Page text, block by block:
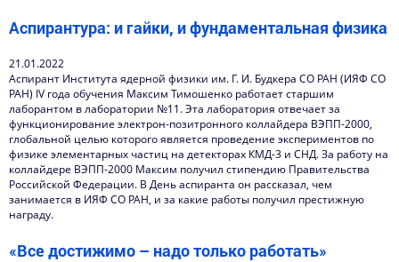
Аспирантура: и гайки, и фундаментальная физика
21.01.2022
Аспирант Института ядерной физики им. Г. И. Будкера СО РАН (ИЯФ СО
РАН) IV года обучения Максим Тимошенко работает старшим
лаборантом в лаборатории №11. Эта лаборатория отвечает за
функционирование электрон-позитронного коллайдера ВЭПП-2000,
глобальной целью которого является проведение экспериментов по
физике элементарных частиц на детекторах КМД-3 и СНД. За работу на
коллайдере ВЭПП-2000 Максим получил стипендию Правительства
Российской Федерации. В День аспиранта он рассказал, чем
занимается в ИЯФ СО РАН, и за какие работы получил престижную
награду.
«Все достижимо – надо только работать»